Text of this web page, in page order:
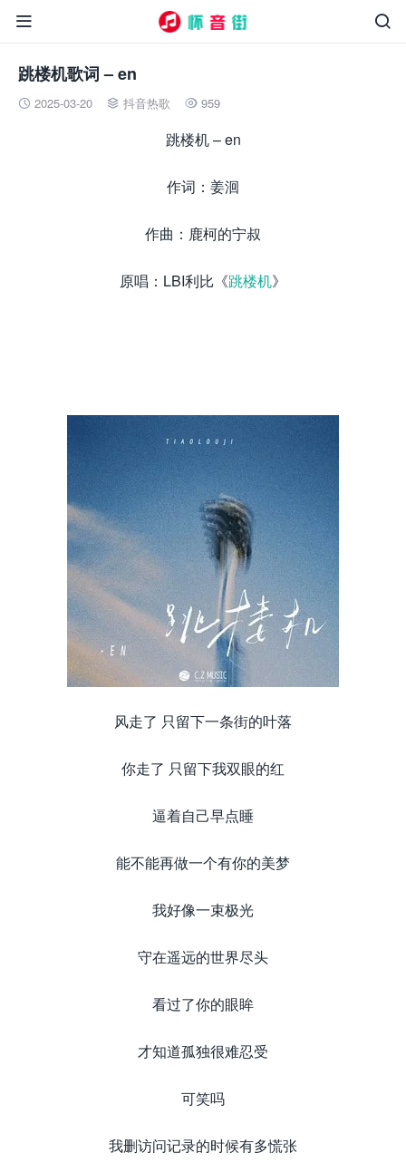


跳楼机歌词 – en
 2025-03-20  抖音热歌  959
跳楼机 – en
作词：姜洄
作曲：鹿柯的宁叔
原唱：LBI利比《跳楼机》
风走了 只留下一条街的叶落
你走了 只留下我双眼的红
逼着自己早点睡
能不能再做一个有你的美梦
我好像一束极光
守在遥远的世界尽头
看过了你的眼眸
才知道孤独很难忍受
可笑吗
我删访问记录的时候有多慌张